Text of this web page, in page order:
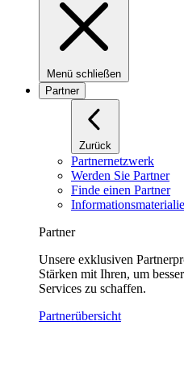
Menü schließen
Partner
Zurück
Partnernetzwerk
Werden Sie Partner
Finde einen Partner
Partner
Unsere exklusiven
Stärken mit Ihren, um
Services zu schaffen.
Partnerübersicht